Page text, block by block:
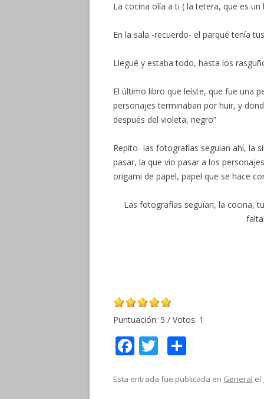
La cocina olía a ti ( la tetera, que es
En la sala -recuerdo- el parqué tenía
Llegué y estaba todo, hasta los
El último libro que leíste, que fue una
personajes terminaban por huir, y
después del violeta, negro”
Repito- las fotografías seguían ahí, la
pasar, la que vio pasar a los
origami de papel, papel que se hace
Las fotografías seguían, la cocina,
Puntuación: 5 / Votos: 1
F
e
T
itt m
Esta entrada fue publicada en General el